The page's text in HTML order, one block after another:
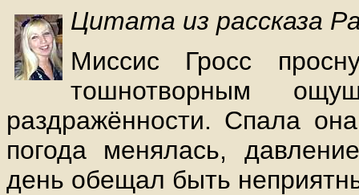
Цитата из рассказа
Миссис Гросс
тошнотворным
раздражённости. Спала
погода менялась,
день обещал быть